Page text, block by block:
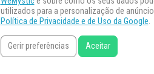
utilizados para a personalização de
Política de Privacidade e de Uso da Google.
Gerir preferências Aceitar